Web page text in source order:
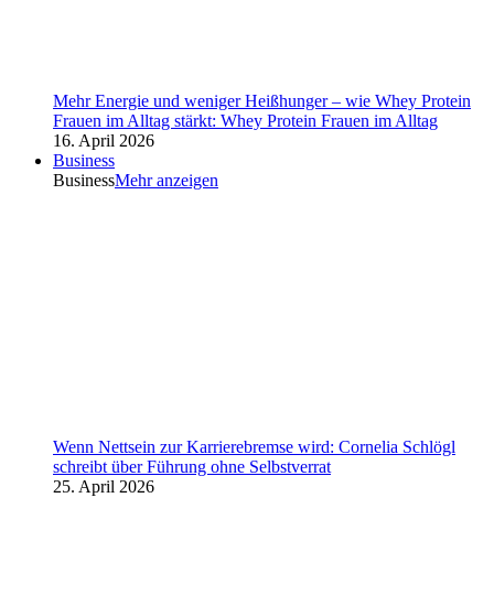
Mehr Energie und weniger Heißhunger – wie Whey Protein
Frauen im Alltag stärkt: Whey Protein Frauen im Alltag
16. April 2026
Business
BusinessMehr anzeigen
Wenn Nettsein zur Karrierebremse wird: Cornelia Schlögl
schreibt über Führung ohne Selbstverrat
25. April 2026